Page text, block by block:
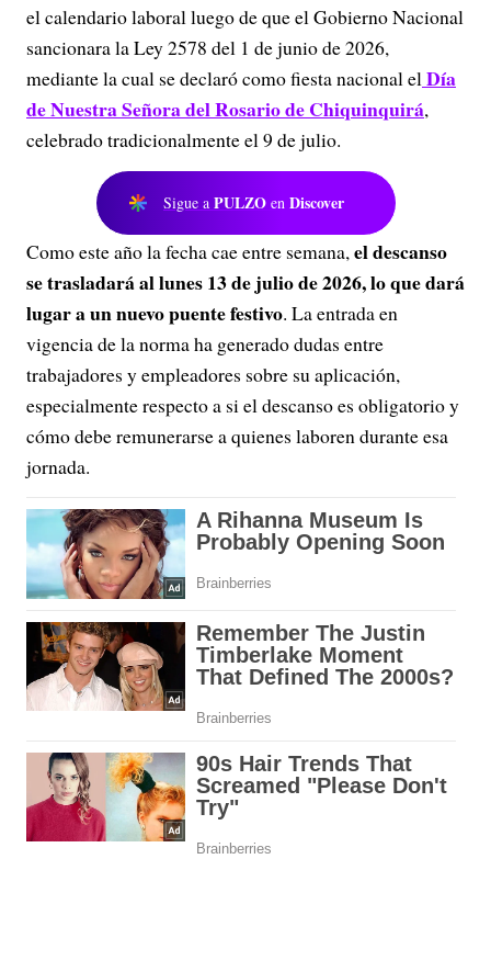
el calendario laboral luego de que el Gobierno Nacional
sancionara la Ley 2578 del 1 de junio de 2026,
mediante la cual se declaró como fiesta nacional elDía
de Nuestra Señora del Rosario de Chiquinquirá,
celebrado tradicionalmente el 9 de julio.
Sigue a PULZO en Discover
Como este año la fecha cae entre semana,el descanso
se trasladará al lunes 13 de julio de 2026, lo que dará
lugar a un nuevo puente festivo. La entrada en
vigencia de la norma ha generado dudas entre
trabajadores y empleadores sobre su aplicación,
especialmente respecto a si el descanso es obligatorio y
cómo debe remunerarse a quienes laboren durante esa
jornada.